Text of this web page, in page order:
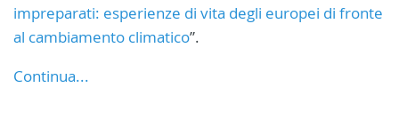
impreparati: esperienze di vita degli europei di fronte
al cambiamento climatico”.
Continua...